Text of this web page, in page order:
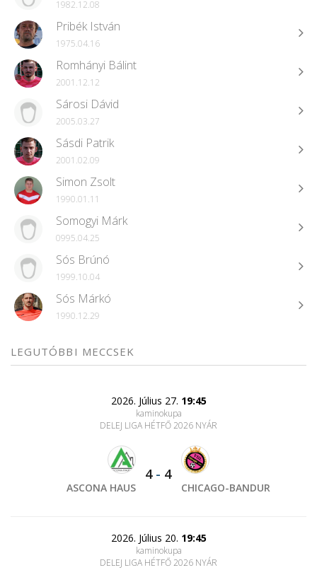
1982.12.08
Pribék István
1975.04.16
Romhányi Bálint
2001.12.12
Sárosi Dávid
2005.03.27
Sásdi Patrik
2001.02.09
Simon Zsolt
1990.01.11
Somogyi Márk
0995.04.25
Sós Brúnó
1999.10.04
Sós Márkó
1990.12.29
LEGUTÓBBI MECCSEK
2026. Július 27. 19:45
kaminokupa
DELEJ LIGA HÉTFŐ 2026 NYÁR
ASCONA HAUS
4- 4
CHICAGO-BANDUR
2026. Július 20. 19:45
kaminokupa
DELEJ LIGA HÉTFŐ 2026 NYÁR